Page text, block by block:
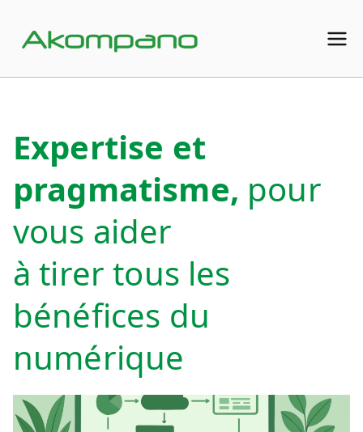
Akompa
Expertise et
pragmatisme, pour
vous aider
à tirer tous les
bénéfices du
numérique